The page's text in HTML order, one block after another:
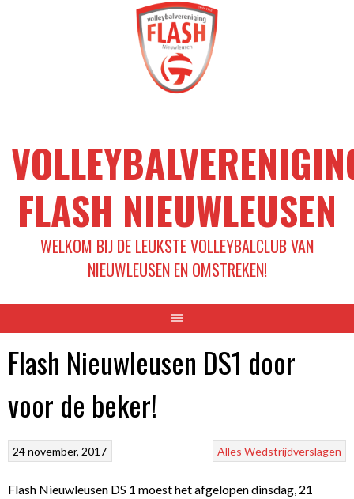
FLASH NIEUWLEUSEN
WELKOM BIJ DE LEUKSTE VOLLEYBALCLUB VAN
NIEUWLEUSEN EN OMSTREKEN!
Flash Nieuwleusen DS1 door
voor de beker!
Alles Wedstrijdverslagen
24 november, 2017
Flash Nieuwleusen DS 1 moest het afgelopen dinsdag, 21